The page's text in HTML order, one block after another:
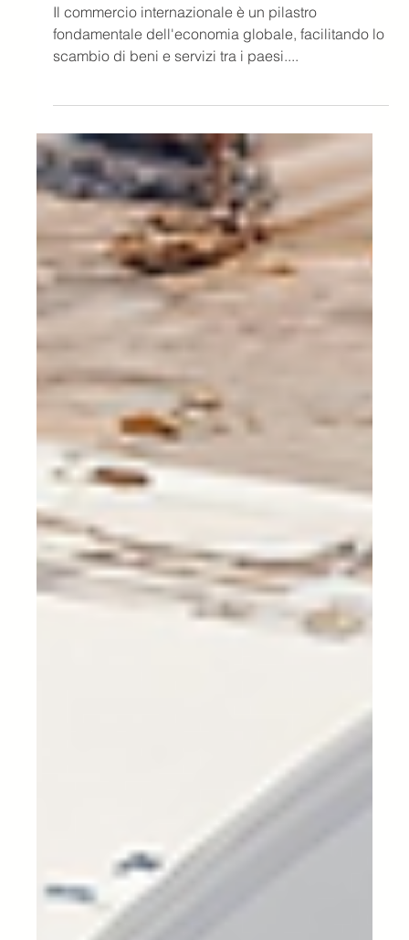
23 mag 2024 Tempo di lettura: 1 min
Articolo di Logistica
Guida di base alla
documentazione per
l'importazione e
l'esportazione in Messico.
Il commercio internazionale è un pilastro
fondamentale dell'economia globale, facilitando lo
scambio di beni e servizi tra i paesi....